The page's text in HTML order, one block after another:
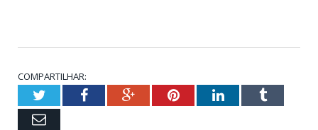
COMPARTILHAR:
TwitterFacebookGoogle+PinterestLinkedInTumblr
Email